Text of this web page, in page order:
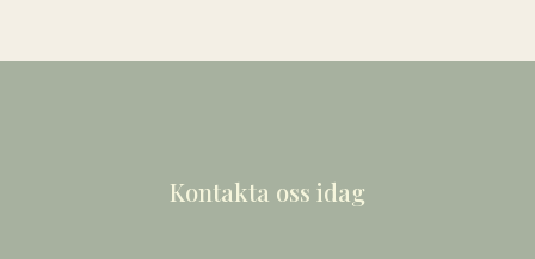
Kontakta oss idag